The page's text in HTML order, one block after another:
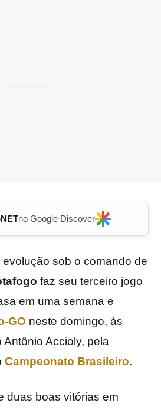
no Google Discover
sob o comando de
faz seu terceiro jogo
em uma semana e
GO neste domingo, às
Accioly, pela
Campeonato Brasileiro.
duas boas vitórias em